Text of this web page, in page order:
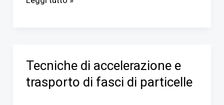
Tecniche di accelerazione e
trasporto di fasci di particelle
Tecniche
di